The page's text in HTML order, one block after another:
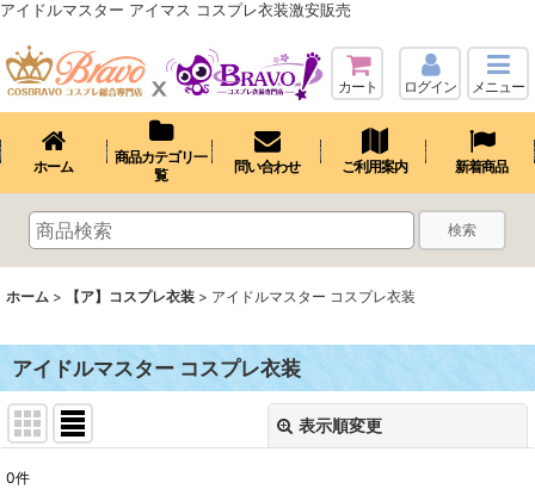
アイドルマスター アイマス コスプレ衣装激安販売
カート ログイン メニュー
ホーム
商品カテゴリ一
覧
問い合わせ ご利用案内 新着商品
検索
ホーム > 【ア】コスプレ衣装 > アイドルマスター コスプレ衣装
アイドルマスター コスプレ衣装
表示順変更
0件